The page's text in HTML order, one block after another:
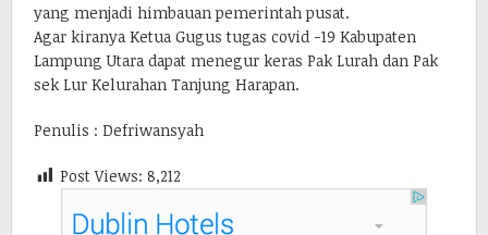
yang menjadi himbauan pemerintah pusat.
Agar kiranya Ketua Gugus tugas covid -19 Kabupaten
Lampung Utara dapat menegur keras Pak Lurah dan Pak
sek Lur Kelurahan Tanjung Harapan.
Penulis : Defriwansyah
Post Views: 8,212